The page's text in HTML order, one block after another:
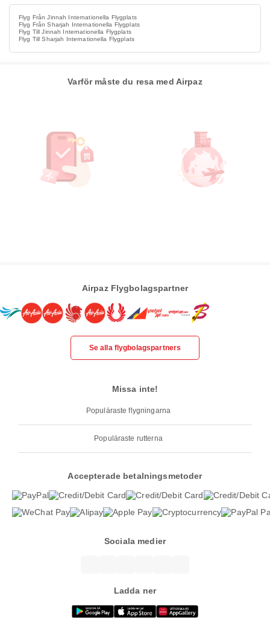
Flyg Från Jinnah Internationella Flygplats
Flyg Från Sharjah Internationella Flygplats
Flyg Till Jinnah Internationella Flygplats
Flyg Till Sharjah Internationella Flygplats
Varför måste du resa med Airpaz
Airpaz Flygbolagspartner
Se alla flygbolagspartners
Missa inte!
Populäraste flygningarna
Populäraste rutterna
Accepterade betalningsmetoder
Sociala medier
Ladda ner